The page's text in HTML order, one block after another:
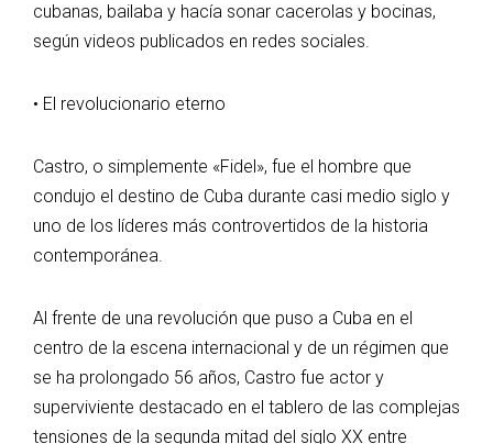
cubanas, bailaba y hacía sonar cacerolas y bocinas,
según videos publicados en redes sociales.
• El revolucionario eterno
Castro, o simplemente «Fidel», fue el hombre que
condujo el destino de Cuba durante casi medio siglo y
uno de los líderes más controvertidos de la historia
contemporánea.
Al frente de una revolución que puso a Cuba en el
centro de la escena internacional y de un régimen que
se ha prolongado 56 años, Castro fue actor y
superviviente destacado en el tablero de las complejas
tensiones de la segunda mitad del siglo XX entre